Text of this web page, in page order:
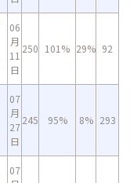
06
月
11
日
250 101% 29% 92
07
月
27
日
245 95% 8% 293
07